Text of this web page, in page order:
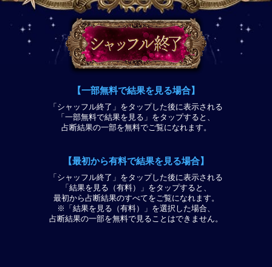
【一部無料で結果を見る場合】
「シャッフル終了」をタップした後に表示される
「一部無料で結果を見る」をタップすると、
占断結果の一部を無料でご覧になれます。
【最初から有料で結果を見る場合】
「シャッフル終了」をタップした後に表示される
「結果を見る（有料）」をタップすると、
最初から占断結果のすべてをご覧になれます。
※「結果を見る（有料）」を選択した場合、
占断結果の一部を無料で見ることはできません。